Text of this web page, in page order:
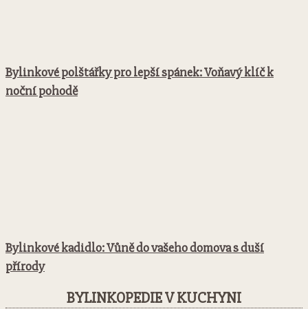
Bylinkové polštářky pro lepší spánek: Voňavý klíč k
noční pohodě
Bylinkové kadidlo: Vůně do vašeho domova s duší
přírody
BYLINKOPEDIE V KUCHYNI